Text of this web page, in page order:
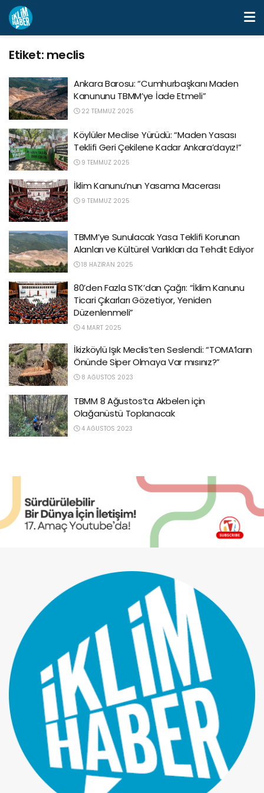
Etiket: meclis
Ankara Barosu: “Cumhurbaşkanı Maden
Kanununu TBMM’ye İade Etmeli”
22 TEMMUZ 2025
Köylüler Meclise Yürüdü: “Maden Yasası
Teklifi Geri Çekilene Kadar Ankara’dayız!”
9 TEMMUZ 2025
İklim Kanunu’nun Yasama Macerası
9 TEMMUZ 2025
TBMM’ye Sunulacak Yasa Teklifi Korunan
Alanları ve Kültürel Varlıkları da Tehdit Ediyor
18 HAZIRAN 2025
80’den Fazla STK’dan Çağrı: “İklim Kanunu
Ticari Çıkarları Gözetiyor, Yeniden
Düzenlenmeli”
4 MART 2025
İkizköylü Işık Meclis’ten Seslendi: “TOMA’ların
Önünde Siper Olmaya Var mısınız?”
8 AĞUSTOS 2023
TBMM 8 Ağustos’ta Akbelen için
Olağanüstü Toplanacak
4 AĞUSTOS 2023